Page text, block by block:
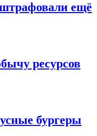
ещё
ресурсов
бургеры